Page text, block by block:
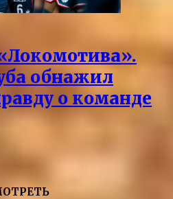
обнажил
о команде